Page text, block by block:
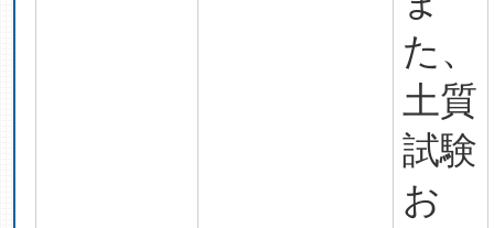
た、
土質
試験
お